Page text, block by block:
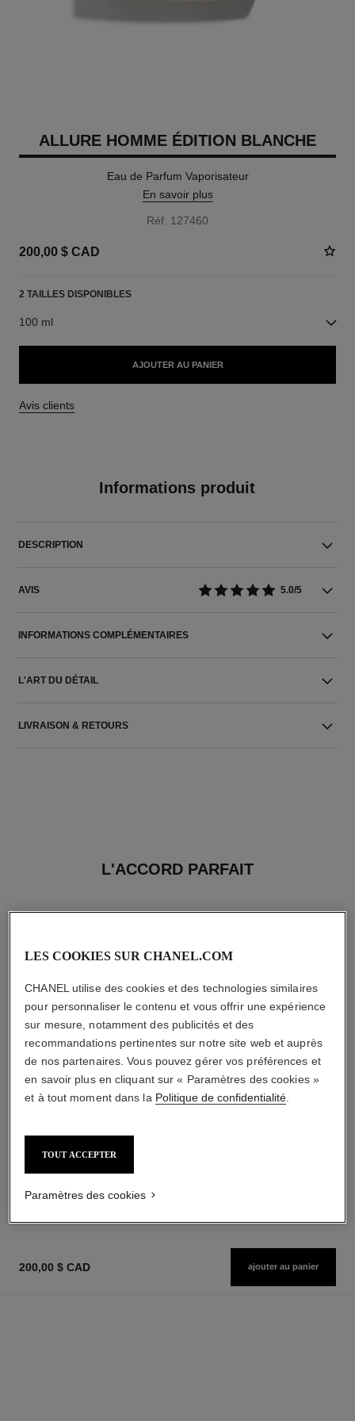
ALLURE HOMME ÉDITION BLANCHE
Eau de Parfum Vaporisateur
En savoir plus
Réf. 127460
200,00 $ CAD
2 TAILLES DISPONIBLES
100 ml
AJOUTER AU PANIER
Avis clients
Informations produit
DESCRIPTION
AVIS 5.0/5
INFORMATIONS COMPLÉMENTAIRES
L'ART DU DÉTAIL
LIVRAISON & RETOURS
L'ACCORD PARFAIT
allure homme
Parfum Brume
125,00 $ cad
200,00 $ CAD ajouter au panier
LES COOKIES SUR CHANEL.COM
CHANEL utilise des cookies et des technologies similaires
pour personnaliser le contenu et vous offrir une expérience
sur mesure, notamment des publicités et des
recommandations pertinentes sur notre site web et auprès
de nos partenaires. Vous pouvez gérer vos préférences et
en savoir plus en cliquant sur « Paramètres des cookies »
et à tout moment dans la Politique de confidentialité.
TOUT ACCEPTER
Paramètres des cookies